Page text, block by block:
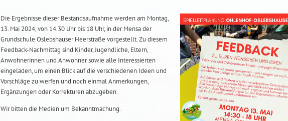
Die Ergebnisse dieser Bestandsaufnahme werden am Montag,
13. Mai 2024, von 14.30 Uhr bis 18 Uhr, in der Mensa der
Grundschule Oslebshauser Heerstraße vorgestellt. Zu diesem
Feedback-Nachmittag sind Kinder, Jugendliche, Eltern,
Anwohnerinnen und Anwohner sowie alle Interessierten
eingeladen, um einen Blick auf die verschiedenen Ideen und
Vorschläge zu werfen und noch einmal Anmerkungen,
Ergänzungen oder Korrekturen abzugeben.
Wir bitten die Medien um Bekanntmachung.